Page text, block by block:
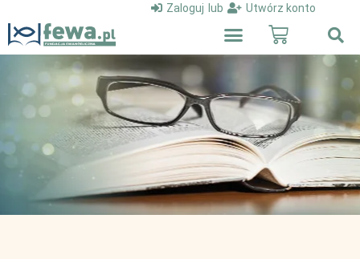
Zaloguj lub Utwórz konto